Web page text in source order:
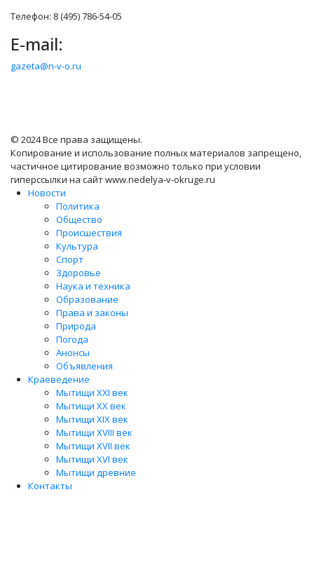
Телефон: 8 (495) 786-54-05
E-mail:
gazeta@n-v-o.ru
© 2024 Все права защищены.
Копирование и использование полных материалов запрещено,
частичное цитирование возможно только при условии
гиперссылки на сайт www.nedelya-v-okruge.ru
Новости
Политика
Общество
Происшествия
Культура
Спорт
Здоровье
Наука и техника
Образование
Права и законы
Природа
Погода
Анонсы
Объявления
Краеведение
Мытищи XXI век
Мытищи XX век
Мытищи XIX век
Мытищи XVIII век
Мытищи XVII век
Мытищи XVI век
Мытищи древние
Контакты